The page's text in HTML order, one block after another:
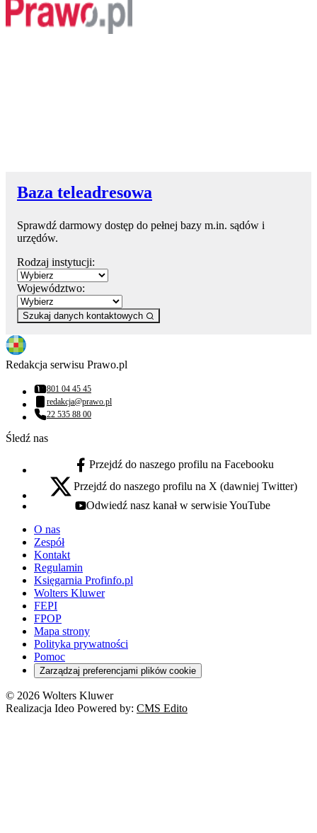
Baza teleadresowa
Sprawdź darmowy dostęp do pełnej bazy m.in. sądów i
urzędów.
Rodzaj instytucji:
Województwo:
Szukaj danych kontaktowych
Redakcja serwisu Prawo.pl
Numer telefonu:
801 04 45 45
Adres email:
redakcja@prawo.pl
Numer telefonu:
22 535 88 00
Śledź nas
facebook - otwiera się w nowej karcie
Przejdź do naszego profilu na Facebooku
x - otwiera się w nowej karcie
Przejdź do naszego profilu na X (dawniej Twitter)
youtube - otwiera się w nowej karcie
Odwiedź nasz kanał w serwisie YouTube
O nas
Zespół
Kontakt
Regulamin
Księgarnia Profinfo.pl
Wolters Kluwer
FEPI
FPOP
Mapa strony
Polityka prywatności
Pomoc
Zarządzaj preferencjami plików cookie
© 2026 Wolters Kluwer
Realizacja Ideo Powered by: CMS Edito